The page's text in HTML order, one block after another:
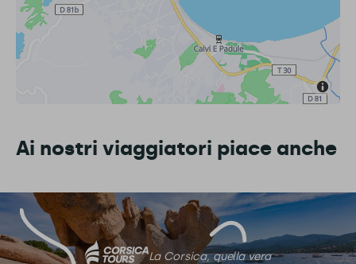
Ai nostri viaggiatori piace anche
La Corsica, quella vera